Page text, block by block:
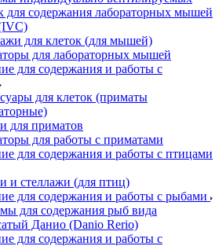
для содержания лабораторных мышей
для клеток (для мышей)
для лабораторных мышей
для содержания и работы с
для клеток (приматы
для приматов
для работы с приматами
для содержания и работы с птицами
и стеллажи (для птиц)
для содержания и работы с рыбами
для содержания рыб вида
Данио (Danio Rerio)
для содержания и работы с